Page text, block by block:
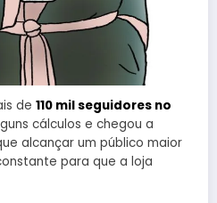
de 110 mil seguidores no
cálculos e chegou a
alcançar um público maior
para que a loja